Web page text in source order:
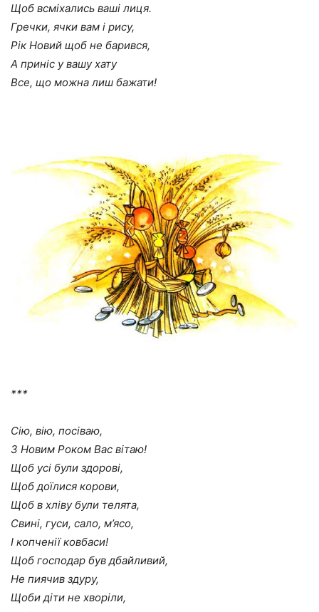
Щоб всміхались ваші лиця.
Гречки, ячки вам і рису,
Рік Новий щоб не барився,
А приніс у вашу хату
Все, що можна лиш бажати!
***
Сію, вію, посіваю,
З Новим Роком Вас вітаю!
Щоб усі були здорові,
Щоб доїлися корови,
Щоб в хліву були телята,
Свині, гуси, сало, м’ясо,
І копченії ковбаси!
Щоб господар був дбайливий,
Не пиячив здуру,
Щоби діти не хворіли,